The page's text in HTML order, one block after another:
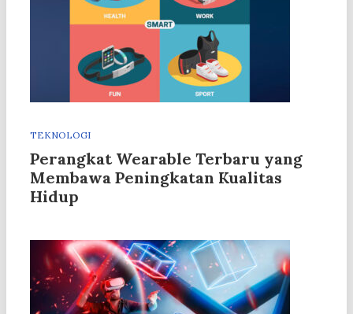
TEKNOLOGI
Perangkat Wearable Terbaru yang
Membawa Peningkatan Kualitas
Hidup